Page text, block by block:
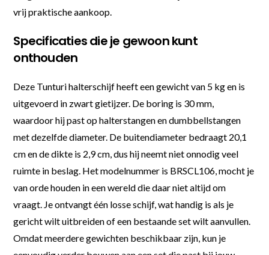
vrij praktische aankoop.
Specificaties die je gewoon kunt
onthouden
Deze Tunturi halterschijf heeft een gewicht van 5 kg en is
uitgevoerd in zwart gietijzer. De boring is 30 mm,
waardoor hij past op halterstangen en dumbbellstangen
met dezelfde diameter. De buitendiameter bedraagt 20,1
cm en de dikte is 2,9 cm, dus hij neemt niet onnodig veel
ruimte in beslag. Het modelnummer is BRSCL106, mocht je
van orde houden in een wereld die daar niet altijd om
vraagt. Je ontvangt één losse schijf, wat handig is als je
gericht wilt uitbreiden of een bestaande set wilt aanvullen.
Omdat meerdere gewichten beschikbaar zijn, kun je